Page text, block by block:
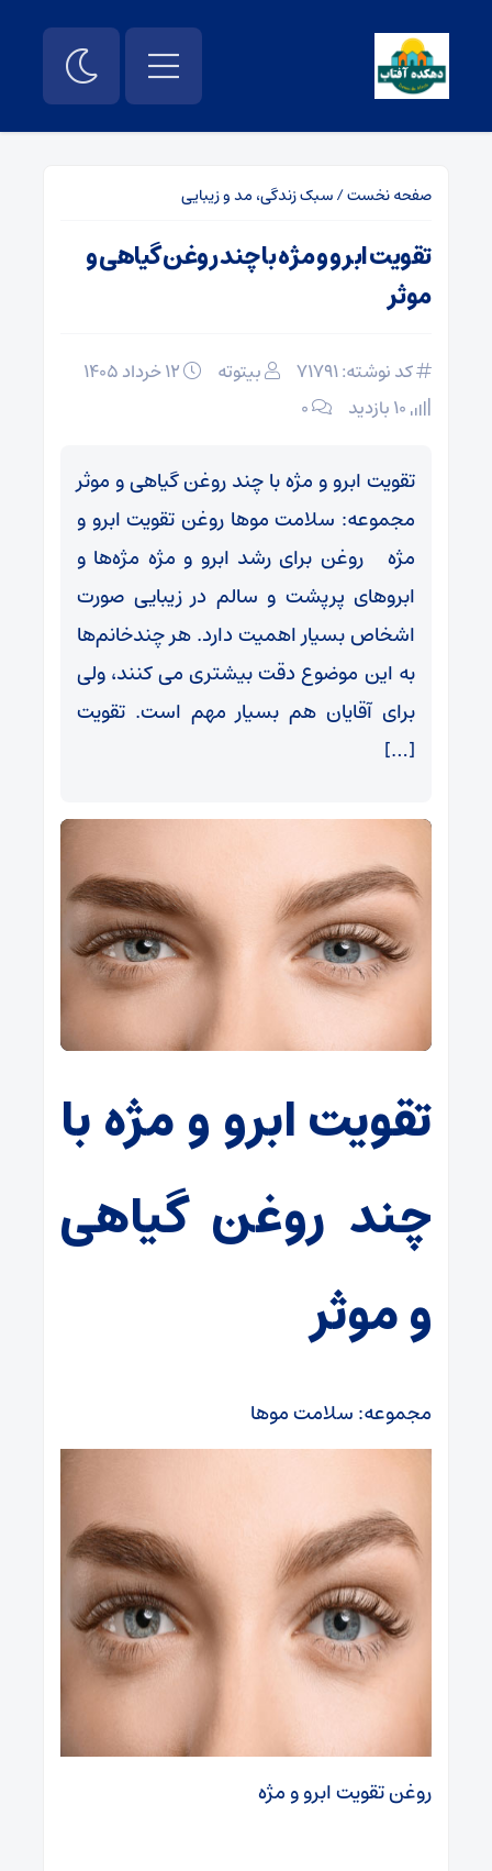
صفحه نخست/سبک زندگی، مد و زیبایی
تقویت ابرو و مژه با چند روغن گیاهی و
موثر
کد نوشته: 71791 بیتوته
۰
تقویت ابرو و مژه با چند روغن گیاهی و موثر
مجموعه: سلامت موها روغن تقویت ابرو و
مژه روغن برای رشد ابرو و مژه مژه‌ها و
ابروهای پرپشت و سالم در زیبایی صورت
اشخاص بسیار اهمیت دارد. هر چندخانم‌ها
به این موضوع دقت بیشتری می کنند، ولی
برای آقایان هم بسیار مهم است. تقویت
[…]
تقویت ابرو و مژه با
چند روغن گیاهی
و موثر
مجموعه: سلامت موها
روغن تقویت ابرو و مژه